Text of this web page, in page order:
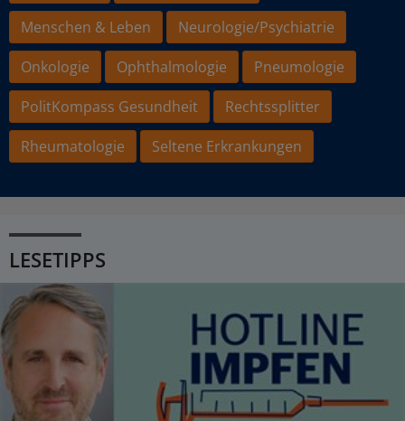
Menschen & Leben
Neurologie/Psychiatrie
Onkologie
Ophthalmologie
Pneumologie
PolitKompass Gesundheit
Rechtssplitter
Rheumatologie
Seltene Erkrankungen
LESETIPPS